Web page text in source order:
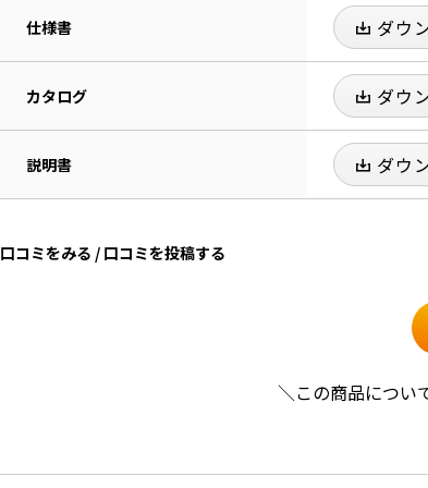
仕様書 ダウ
カタログ ダウ
説明書 ダウ
口コミをみる / 口コミを投稿する
＼この商品につい